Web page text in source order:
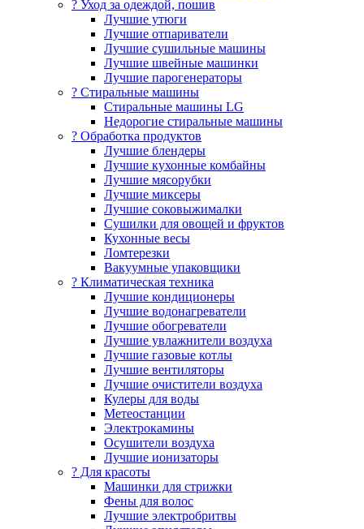
? Уход за одеждой, пошив
Лучшие утюги
Лучшие отпариватели
Лучшие сушильные машины
Лучшие швейные машинки
Лучшие парогенераторы
? Стиральные машины
Стиральные машины LG
Недорогие стиральные машины
? Обработка продуктов
Лучшие блендеры
Лучшие кухонные комбайны
Лучшие мясорубки
Лучшие миксеры
Лучшие соковыжималки
Сушилки для овощей и фруктов
Кухонные весы
Ломтерезки
Вакуумные упаковщики
?️ Климатическая техника
Лучшие кондиционеры
Лучшие водонагреватели
Лучшие обогреватели
Лучшие увлажнители воздуха
Лучшие газовые котлы
Лучшие вентиляторы
Лучшие очистители воздуха
Кулеры для воды
Метеостанции
Электрокамины
Осушители воздуха
Лучшие ионизаторы
? Для красоты
Машинки для стрижки
Фены для волос
Лучшие электробритвы